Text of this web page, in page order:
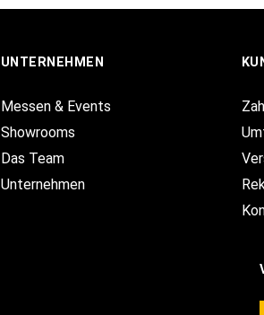
UNTERNEHMEN
Messen & Events
Showrooms
Das Team
Unternehmen